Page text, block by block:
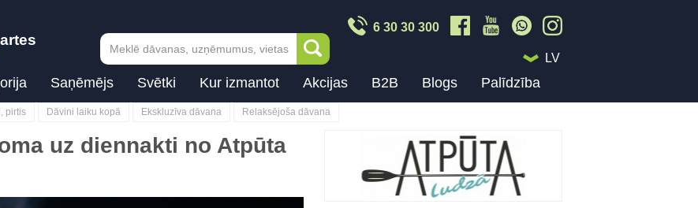
6 30 30 300
LV
Saņēmējs Svētki Kur izmantot Akcijas B2B Blogs Palīdzība
pirtis Dāvini laiku kopā Ekskluzīva dāvana Relaksējoša dāvana
uz diennakti no Atpūta